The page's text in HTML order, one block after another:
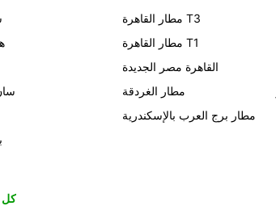
مطار القاهرة T3
مطار القاهرة T1
القاهرة مصر الجديدة
مطار الغردقة
مطار برج العرب بالإسكندرية
كل